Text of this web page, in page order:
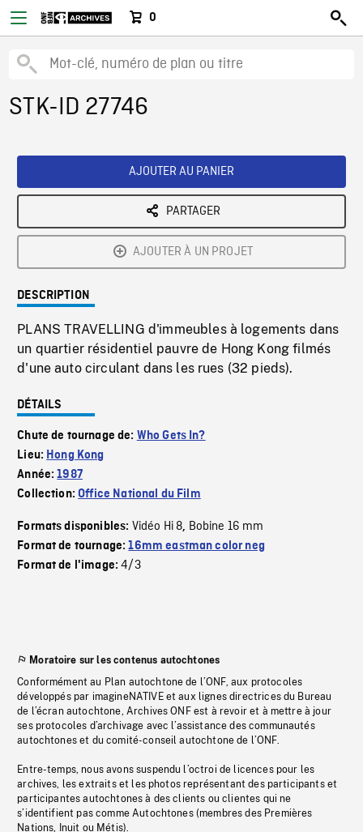
0
STK-ID 27746
AJOUTER AU PANIER
PARTAGER
AJOUTER À UN PROJET
DESCRIPTION
PLANS TRAVELLING d'immeubles à logements dans
un quartier résidentiel pauvre de Hong Kong filmés
d'une auto circulant dans les rues (32 pieds).
DÉTAILS
Chute de tournage de: Who Gets In?
Lieu: Hong Kong
Année:1987
Collection:Office National du Film
Formats disponibles: Vidéo Hi 8, Bobine 16 mm
Format de tournage:16mm eastman color neg
Format de l'image:4/3
Moratoire sur les contenus autochtones
Conformément au Plan autochtone de l’ONF, aux protocoles
développés par imagineNATIVE et aux lignes directrices du Bureau
de l’écran autochtone, Archives ONF est à revoir et à mettre à jour
ses protocoles d’archivage avec l’assistance des communautés
autochtones et du comité-conseil autochtone de l’ONF.
Entre-temps, nous avons suspendu l’octroi de licences pour les
archives, les extraits et les photos représentant des participants et
participantes autochtones à des clients ou clientes qui ne
s’identifient pas comme Autochtones (membres des Premières
Nations, Inuit ou Métis).